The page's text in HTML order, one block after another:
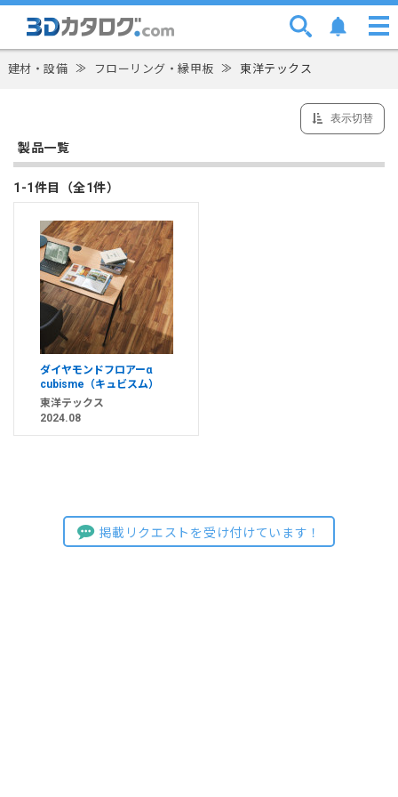
建材・設備 ≫ フローリング・縁甲板 ≫ 東洋テックス
表示切替
製品一覧
1-1件目（全1件）
ダイヤモンドフロアーα
cubisme（キュビスム）
東洋テックス
2024.08
掲載リクエストを受け付けています！